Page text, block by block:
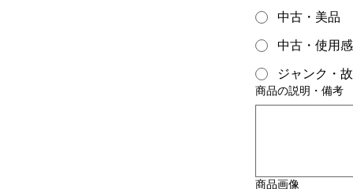
中古・美品
中古・使用
ジャンク・
商品の説明・備考
商品画像